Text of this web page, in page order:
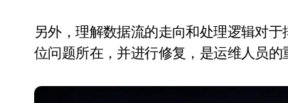
另外，理解数据流的走向和处理逻辑对
位问题所在，并进行修复，是运维人员的